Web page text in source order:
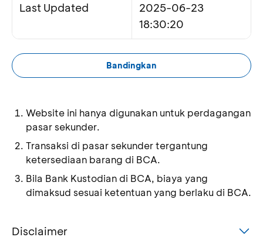
Last Updated
2025-06-23
18:30:20
Bandingkan
Website ini hanya digunakan untuk perdagangan
pasar sekunder.
Transaksi di pasar sekunder tergantung
ketersediaan barang di BCA.
Bila Bank Kustodian di BCA, biaya yang
dimaksud sesuai ketentuan yang berlaku di BCA.
Disclaimer